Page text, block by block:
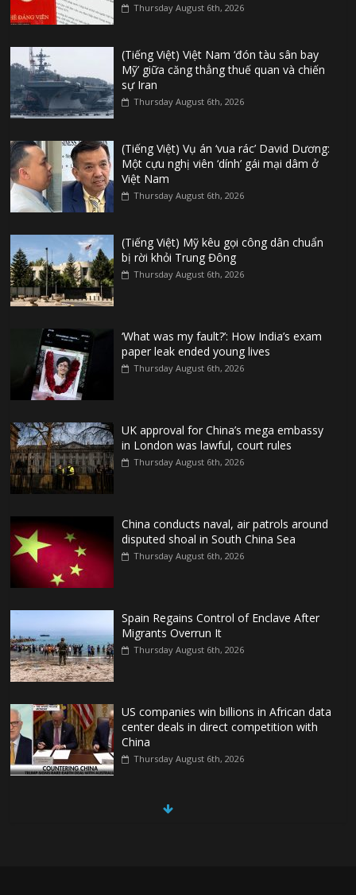
Thursday August 6th, 2026
(Tiếng Việt) Việt Nam ‘đón tàu sân bay
Mỹ’ giữa căng thẳng thuế quan và chiến
sự Iran
Thursday August 6th, 2026
(Tiếng Việt) Vụ án ‘vua rác’ David Dương:
Một cựu nghị viên ‘dính’ gái mại dâm ở
Việt Nam
Thursday August 6th, 2026
(Tiếng Việt) Mỹ kêu gọi công dân chuẩn
bị rời khỏi Trung Đông
Thursday August 6th, 2026
‘What was my fault?’: How India’s exam
paper leak ended young lives
Thursday August 6th, 2026
UK approval for China’s mega embassy
in London was lawful, court rules
Thursday August 6th, 2026
China conducts naval, air patrols around
disputed shoal in South China Sea
Thursday August 6th, 2026
Spain Regains Control of Enclave After
Migrants Overrun It
Thursday August 6th, 2026
US companies win billions in African data
center deals in direct competition with
China
Thursday August 6th, 2026
China, Russia, Iran and North Korea